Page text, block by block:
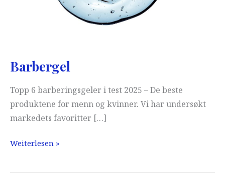
Barbergel
Topp 6 barberingsgeler i test 2025 – De beste
produktene for menn og kvinner. Vi har undersøkt
markedets favoritter […]
Barbergel
Weiterlesen »